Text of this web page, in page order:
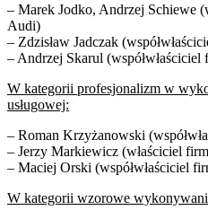
– Marek Jodko, Andrzej Schiewe
Audi)
– Zdzisław Jadczak
– Andrzej Skarul
W kategorii profesjonalizm w
usługowej:
– Roman Krzyżanowski
– Jerzy Markiewicz (właściciel
– Maciej Orski (współwłaściciel
W kategorii wzorowe